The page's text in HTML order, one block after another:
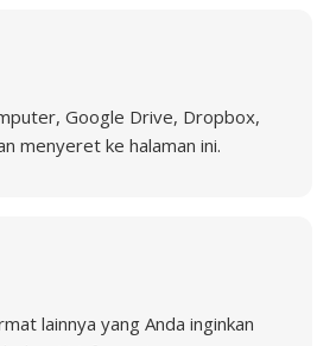
Google Drive, Dropbox,
menyeret ke halaman ini.
lainnya yang Anda inginkan